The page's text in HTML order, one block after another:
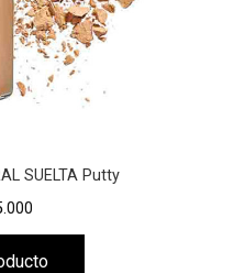
SUELTA Putty